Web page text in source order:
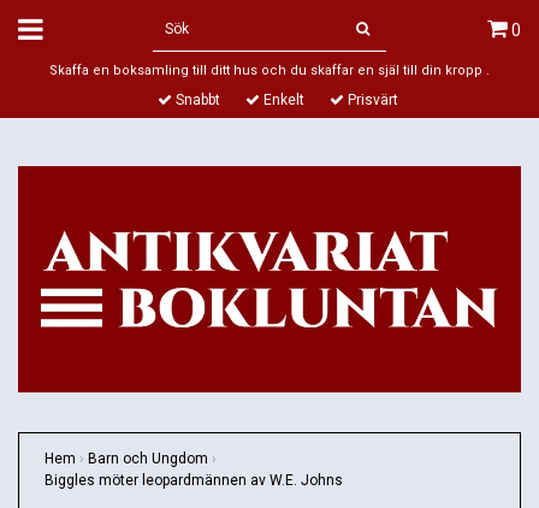
0
Skaffa en boksamling till ditt hus och du skaffar en själ till din kropp .
Snabbt Enkelt Prisvärt
Hem › Barn och Ungdom ›
Biggles möter leopardmännen av W.E. Johns